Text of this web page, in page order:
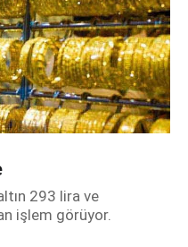
293 lira ve
işlem görüyor.